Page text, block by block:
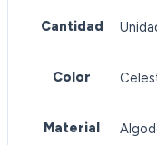
Cantidad
Color
Material